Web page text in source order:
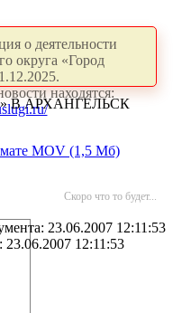
о деятельности
округа «Город
находятся:
В АРХАНГЕЛЬСК
MOV (1,5 Мб)
Скоро что то будет...
23.06.2007 12:11:53
12:11:53